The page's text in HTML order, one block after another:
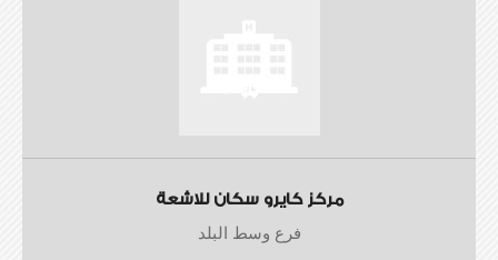
مركز كايرو سكان للاشعة
فرع وسط البلد